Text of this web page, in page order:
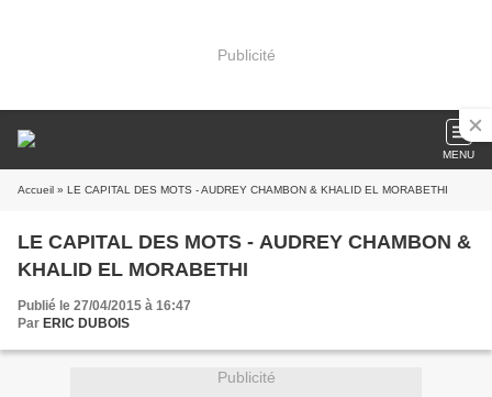
Publicité
MENU
Accueil » LE CAPITAL DES MOTS - AUDREY CHAMBON & KHALID EL MORABETHI
LE CAPITAL DES MOTS - AUDREY CHAMBON &
KHALID EL MORABETHI
Publié le 27/04/2015 à 16:47
Par ERIC DUBOIS
Publicité